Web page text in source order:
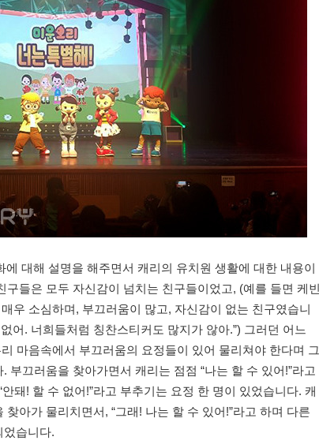
대해 설명을 해주면서 캐리의 유치원 생활에 대한 내용이
들은 모두 자신감이 넘치는 친구들이었고, (예를 들면 케빈
우 소심하며, 부끄러움이 많고, 자신감이 없는 친구였습니
어. 너희들처럼 칭찬스티커도 많지가 않아.”) 그러던 어느
마음속에서 부끄러움의 요정들이 있어 물리쳐야 한다며 그
부끄러움을 찾아가면서 캐리는 점점 “나는 할 수 있어!”라고
돼! 할 수 없어!”라고 부추기는 요정 한 명이 있었습니다. 캐
아가 물리치면서, “그래! 나는 할 수 있어!”라고 하며 다른
었습니다.